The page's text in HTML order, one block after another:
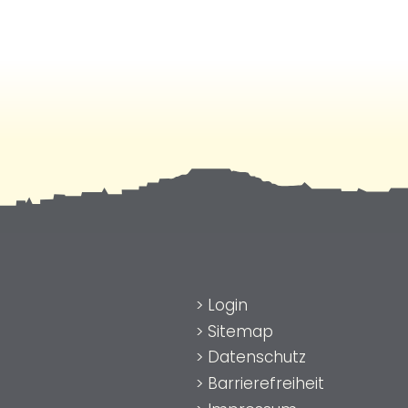
> Login
> Sitemap
> Datenschutz
> Barrierefreiheit